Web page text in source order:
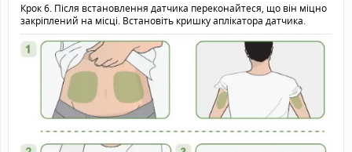
Крок 6. Після встановлення датчика переконайтеся, що він міцно
закріплений на місці. Встановіть кришку аплікатора датчика.